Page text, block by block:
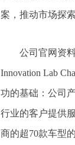
案，推动市场探
公司官网资
Innovation Lab
功的基础：公司
行业的客户提供
商的超70款车型